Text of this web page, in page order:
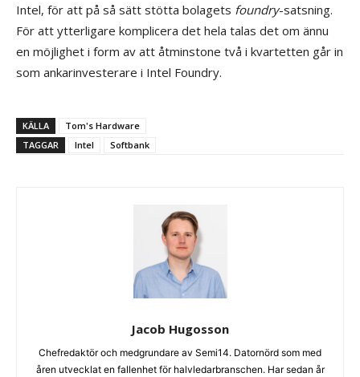
Intel, för att på så sätt stötta bolagets foundry-satsning.
För att ytterligare komplicera det hela talas det om ännu
en möjlighet i form av att åtminstone två i kvartetten går in
som ankarinvesterare i Intel Foundry.
KÄLLA
Tom's Hardware
TAGGAR
Intel Softbank
Jacob Hugosson
Chefredaktör och medgrundare av Semi14. Datornörd som med
åren utvecklat en fallenhet för halvledarbranschen. Har sedan år